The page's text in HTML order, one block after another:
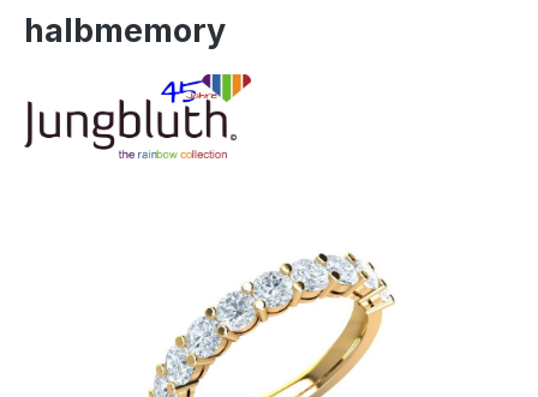
halbmemory